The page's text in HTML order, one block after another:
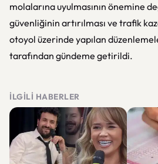
molalarına uyulmasının önemine
güvenliğinin artırılması ve trafik
otoyol üzerinde yapılan
tarafından gündeme getirildi.
İLGILI HABERLER